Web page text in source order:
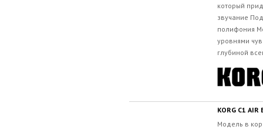
который
звучание
полифония
уровнями
глубиной
KORG C1 AIR
Модель в